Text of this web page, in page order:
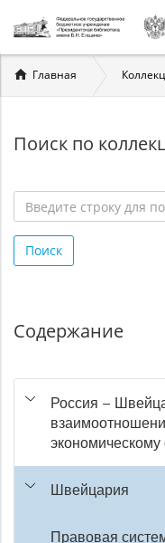
Вы
здесь
Главная
Поиск по
строку
для
Поиск
Содержание
Россия –
Швейцария
Правовая